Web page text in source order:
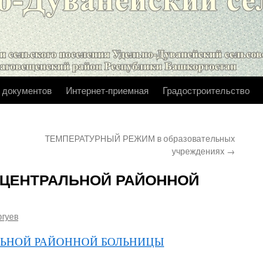
документов Интернет-приемная Градостроительство
ТЕМПЕРАТУРНЫЙ РЕЖИМ в образовательных
учреждениях →
РАЙОННОЙ
РАЙОННОЙ БОЛЬНИЦЫ